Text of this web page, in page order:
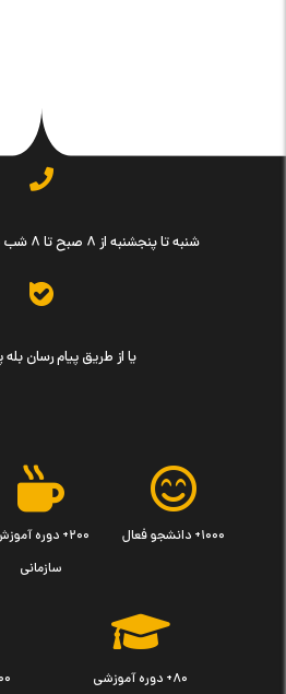
شنبه تا پنجشنبه از ۸ صبح تا ۸ شب پاسخگو شما هستیم.
یا از طریق پیام رسان
۱۰۰۰+ دانشجو فعال
۲۰۰+ دوره
سازمانی
۸۰+ دوره آموزشی ۵۰۰+